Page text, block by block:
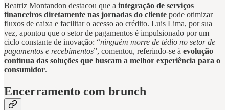
Beatriz Montandon destacou que a integração de serviços
financeiros diretamente nas jornadas do cliente pode otimizar
fluxos de caixa e facilitar o acesso ao crédito. Luis Lima, por sua
vez, apontou que o setor de pagamentos é impulsionado por um
ciclo constante de inovação: “ninguém morre de tédio no setor de
pagamentos e recebimentos”, comentou, referindo-se à evolução
contínua das soluções que buscam a melhor experiência para o
consumidor.
Encerramento com brunch